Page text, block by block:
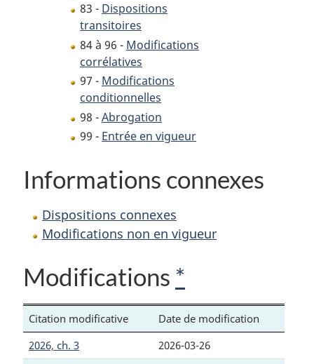
83 - Dispositions
transitoires
84 à 96 - Modifications
corrélatives
97 - Modifications
conditionnelles
98 -Abrogation
99 - Entrée en vigueur
Informations connexes
Dispositions connexes
Modifications non en vigueur
Modifications *
Citation modificative
Date de modification
2026, ch. 3
2026-03-26